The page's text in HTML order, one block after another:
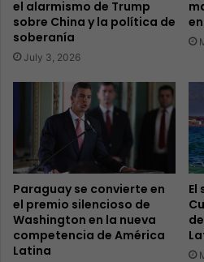
el alarmismo de Trump
sobre China y la política de
soberanía
July 3, 2026
Paraguay se convierte en
el premio silencioso de
Washington en la nueva
competencia de América
Latina
El